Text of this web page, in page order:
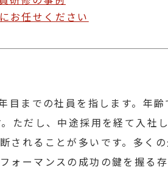
お任せください
目までの社員を指します。年
ただし、中途採用を経て入社
されることが多いです。多く
ォーマンスの成功の鍵を握る存